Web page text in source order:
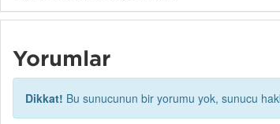
Yorumlar
Dikkat! Bu sunucunun bir yorumu yok, sunucu